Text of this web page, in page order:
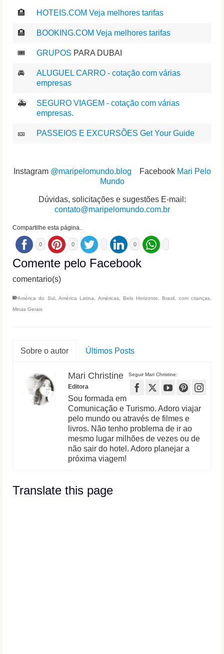
🏨 HOTEIS.COM Veja melhores tarifas
🏨 BOOKING.COM Veja melhores tarifas
🎟️ GRUPOS PARA DUBAI
🚘
ALUGUEL CARRO - cotação com várias
empresas
🚑
SEGURO VIAGEM - cotação com várias
empresas.
🎫 PASSEIOS E EXCURSÕES Get Your Guide
Instagram @maripelomundo.blog Facebook Mari Pelo
Mundo
Dúvidas, solicitações e sugestões E-mail:
contato@maripelomundo.com.br
Compartilhe esta página..
0 0 0
Comente pelo Facebook
comentario(s)
América do Sul, América Latina Américas, Belo Horizonte ,Brasil com crianças
Minas Gerais
Sobre o autor Últimos Posts
Seguir Mari Christine:
Mari Christine
Editora
Sou formada em
Comunicação e Turismo. Adoro viajar
pelo mundo ou através de filmes e
livros. Não tenho problema de ir ao
mesmo lugar milhões de vezes ou de
não sair do hotel. Adoro planejar a
próxima viagem!
Translate this page